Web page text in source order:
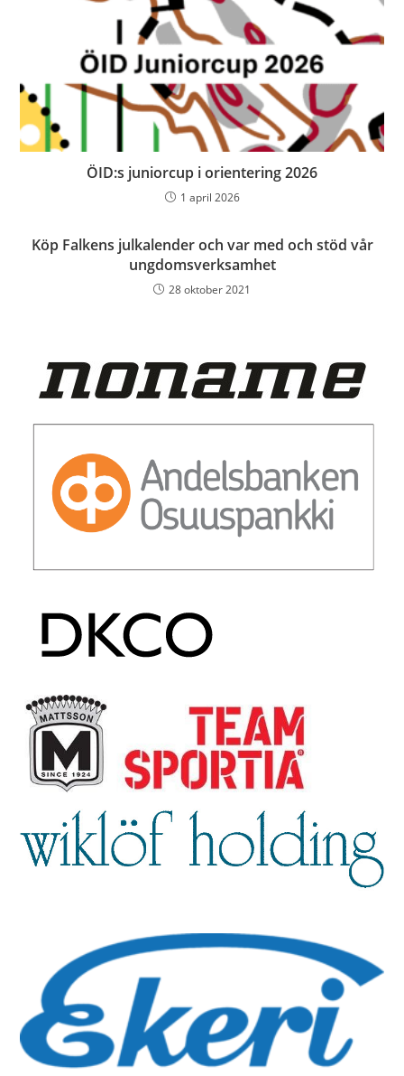
ÖID:s juniorcup i orientering 2026
1 april 2026
Köp Falkens julkalender och var med och stöd vår
ungdomsverksamhet
28 oktober 2021